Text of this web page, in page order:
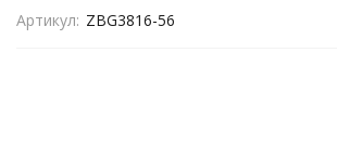
Артикул: ZBG3816-56